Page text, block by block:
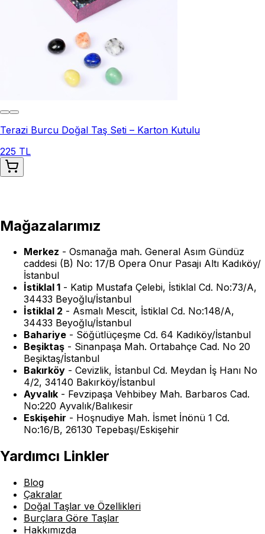
Terazi Burcu Doğal Taş Seti – Karton Kutulu
225 TL
Mağazalarımız
Merkez - Osmanağa mah. General Asım Gündüz
caddesi (B) No: 17/B Opera Onur Pasajı Altı Kadıköy/
İstanbul
İstiklal 1 - Katip Mustafa Çelebi, İstiklal Cd. No:73/A,
34433 Beyoğlu/İstanbul
İstiklal 2 - Asmalı Mescit, İstiklal Cd. No:148/A,
34433 Beyoğlu/İstanbul
Bahariye - Söğütlüçeşme Cd. 64 Kadıköy/İstanbul
Beşiktaş - Sinanpaşa Mah. Ortabahçe Cad. No 20
Beşiktaş/İstanbul
Bakırköy - Cevizlik, İstanbul Cd. Meydan İş Hanı No
4/2, 34140 Bakırköy/İstanbul
Ayvalık - Fevzipaşa Vehbibey Mah. Barbaros Cad.
No:220 Ayvalık/Balıkesir
Eskişehir - Hoşnudiye Mah. İsmet İnönü 1 Cd.
No:16/B, 26130 Tepebaşı/Eskişehir
Yardımcı Linkler
Blog
Çakralar
Doğal Taşlar ve Özellikleri
Burçlara Göre Taşlar
Hakkımızda